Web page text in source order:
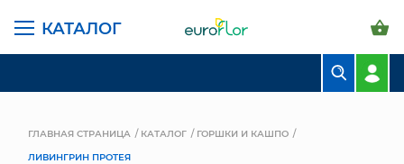
КАТАЛОГ
ГЛАВНАЯ СТРАНИЦА КАТАЛОГ
ГОРШКИ И КАШПО
ЛИВИНГРИН ПРОТЕЯ